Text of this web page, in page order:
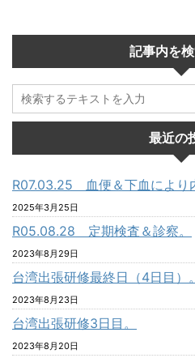
記事内を
最近の
R07.03.25 血便＆下血により
2025年3月25日
R05.08.28 定期検査＆診察。
2023年8月29日
台湾出張研修最終日（4日目）。
2023年8月23日
台湾出張研修3日目。
2023年8月20日